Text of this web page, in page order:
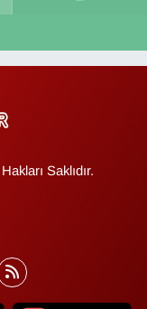
Saklıdır.